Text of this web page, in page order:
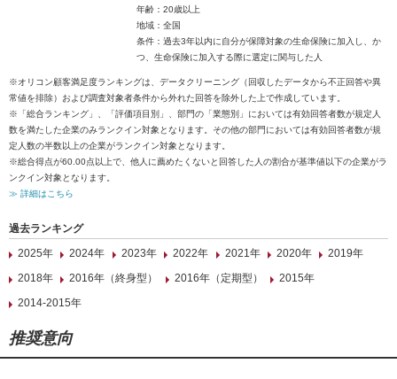
年齢：20歳以上
地域：全国
条件：過去3年以内に自分が保障対象の生命保険に加入し、か
つ、生命保険に加入する際に選定に関与した人
※オリコン顧客満足度ランキングは、データクリーニング（回収したデータから不正回答や異
常値を排除）および調査対象者条件から外れた回答を除外した上で作成しています。
※「総合ランキング」、「評価項目別」、部門の「業態別」においては有効回答者数が規定人
数を満たした企業のみランクイン対象となります。その他の部門においては有効回答者数が規
定人数の半数以上の企業がランクイン対象となります。
※総合得点が60.00点以上で、他人に薦めたくないと回答した人の割合が基準値以下の企業がラ
ンクイン対象となります。
≫ 詳細はこちら
過去ランキング
2025年
2024年 2023年 2022年 2021年 2020年
2019年
2018年
2016年（終身型） 2016年（定期型）
2015年
2014-2015年
推奨意向